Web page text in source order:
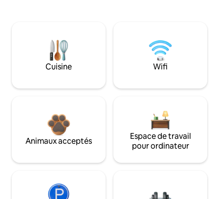
Cuisine Wifi
Animaux acceptés
Espace de travail
pour ordinateur